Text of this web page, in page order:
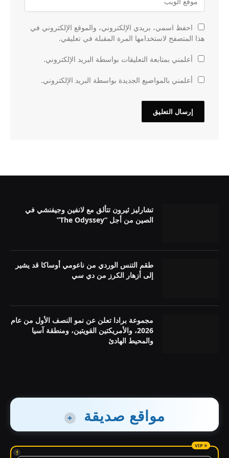
احفظ اسمي، بريدي الإلكتروني، والموقع الإلكتروني في
هذا المتصفح لاستخدامها المرة المقبلة في تعليقي.
أعلمني بمتابعة التعليقات بواسطة البريد الإلكتروني.
أعلمني بالمواضيع الجديدة بواسطة البريد الإلكتروني.
تشارليز ثيرون تتألق مع لانفين وجيفنشي في
الصين من أجل “The Odyssey”
طقم التنس الوردي من ناعومي أوساكا قد يشير
إلى أزهار الكرز من دي سي
مجموعة برادا تعلن عن نمو النصف الأول من عام
2026، والأمريكتين القويتين، ومنطقة آسيا
والمحيط الهادئ
مواقع صديقة +
!